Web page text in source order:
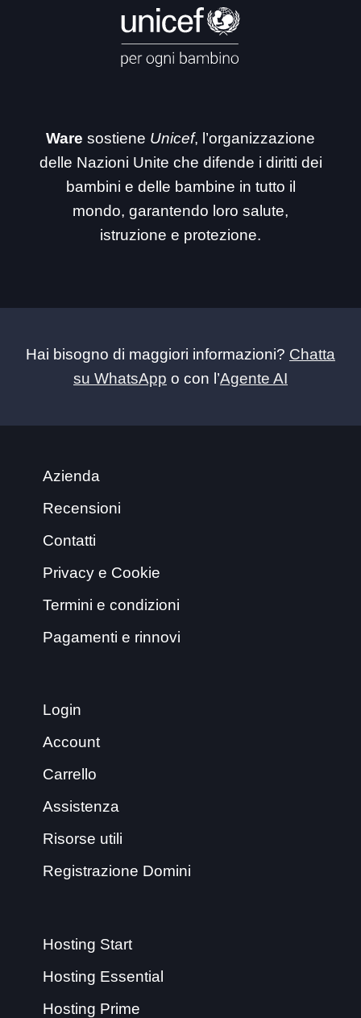
Ware sostiene Unicef, l’organizzazione
delle Nazioni Unite che difende i diritti dei
bambini e delle bambine in tutto il
mondo, garantendo loro salute,
istruzione e protezione.
Hai bisogno di maggiori informazioni? Chatta
su WhatsApp o con l’Agente AI
Azienda
Recensioni
Contatti
Privacy e Cookie
Termini e condizioni
Pagamenti e rinnovi
Login
Account
Carrello
Assistenza
Risorse utili
Registrazione Domini
Hosting Start
Hosting Essential
Hosting Prime